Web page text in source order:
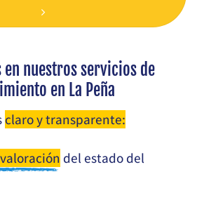
en nuestros servicios de
en La Peña
claro y transparente:
del estado del